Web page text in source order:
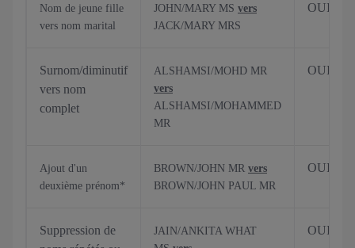
Nom de jeune fille
vers nom marital
JOHN/MARY MS vers
JACK/MARY MRS
OUI
Surnom/diminutif
vers nom
complet
ALSHAMSI/MOHD MR
vers
ALSHAMSI/MOHAMMED
MR
OUI
Ajout d'un
deuxième prénom*
BROWN/JOHN MR vers
BROWN/JOHN PAUL MR
OUI
Suppression de
JAIN/ANKITA WHAT
OUI